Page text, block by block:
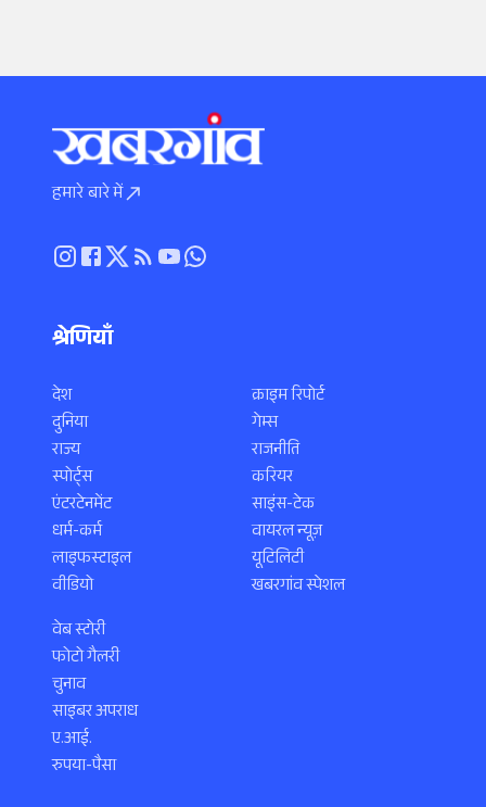
हमारे बारे में
श्रेणियाँ
देश
दुनिया
राज्य
स्पोर्ट्स
एंटरटेनमेंट
धर्म-कर्म
लाइफस्टाइल
वीडियो
क्राइम रिपोर्ट
गेम्स
राजनीति
करियर
साइंस-टेक
वायरल न्यूज़
यूटिलिटी
खबरगांव स्पेशल
वेब स्टोरी
फोटो गैलरी
चुनाव
साइबर अपराध
ए.आई.
रुपया-पैसा